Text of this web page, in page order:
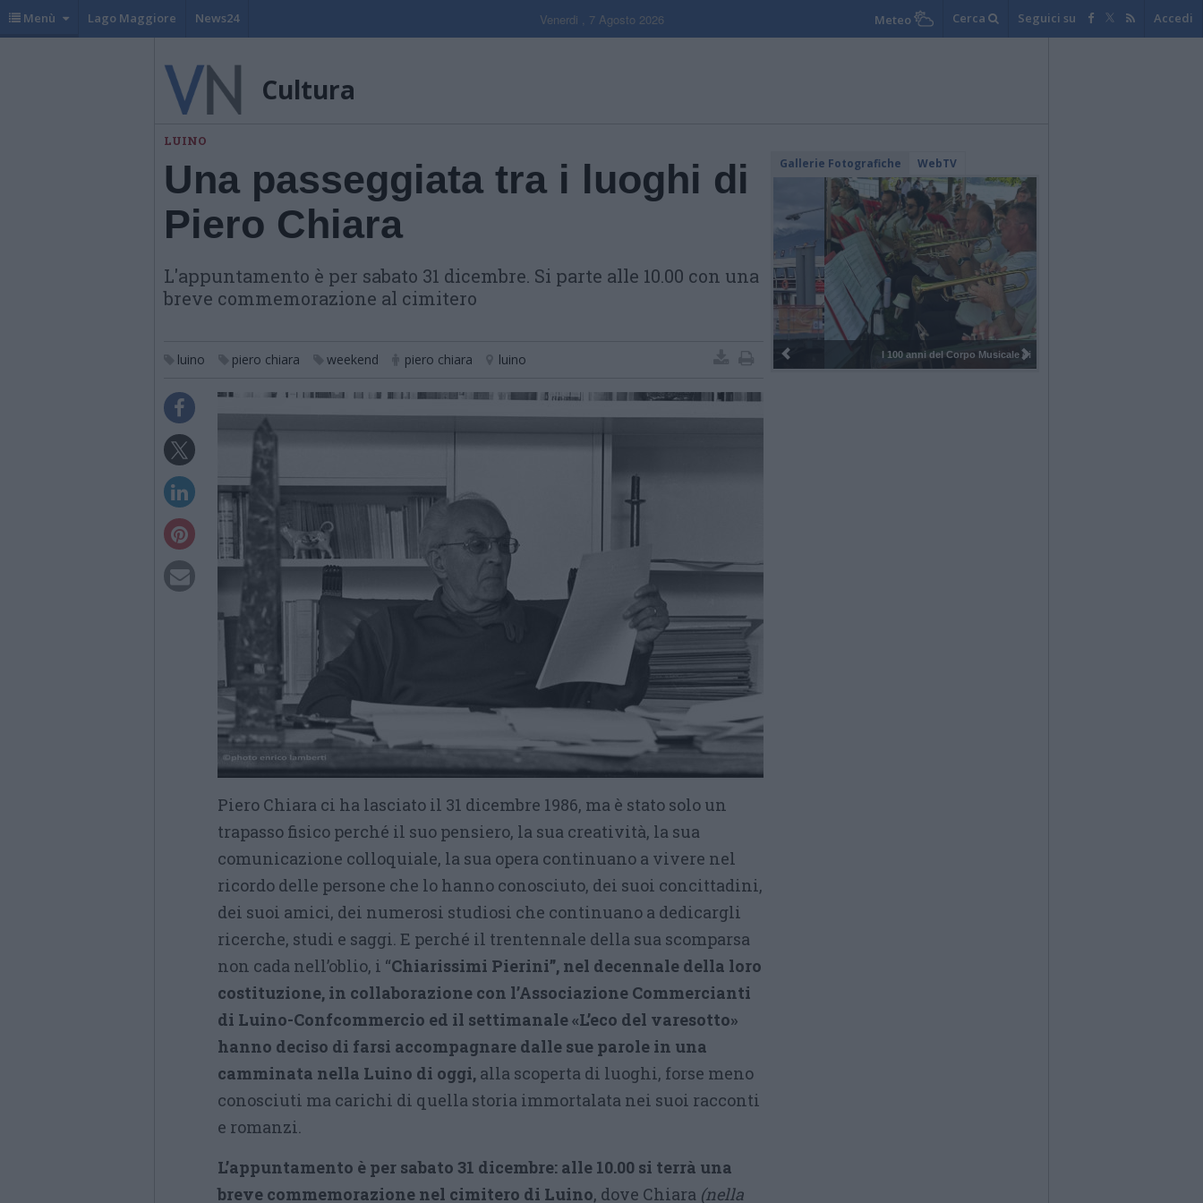
Menù Lago Maggiore News24 Venerdi , 7 Agosto 2026 Meteo Cerca Seguici su Accedi
Cultura
LUINO
Una passeggiata tra i luoghi di
Piero Chiara
L'appuntamento è per sabato 31 dicembre. Si parte alle 10.00 con una
breve commemorazione al cimitero
luino piero chiara weekend piero chiara luino
Piero Chiara ci ha lasciato il 31 dicembre 1986, ma è stato solo un
trapasso fisico perché il suo pensiero, la sua creatività, la sua
comunicazione colloquiale, la sua opera continuano a vivere nel
ricordo delle persone che lo hanno conosciuto, dei suoi concittadini,
dei suoi amici, dei numerosi studiosi che continuano a dedicargli
ricerche, studi e saggi. E perché il trentennale della sua scomparsa
non cada nell’oblio, i “Chiarissimi Pierini”, nel decennale della loro
costituzione, in collaborazione con l’Associazione Commercianti
di Luino-Confcommercio ed il settimanale «L’eco del varesotto»
hanno deciso di farsi accompagnare dalle sue parole in una
camminata nella Luino di oggi, alla scoperta di luoghi, forse meno
conosciuti ma carichi di quella storia immortalata nei suoi racconti
e romanzi.
L’appuntamento è per sabato 31 dicembre: alle 10.00 si terrà una
breve commemorazione nel cimitero di Luino, dove Chiara (nella
Gallerie Fotografiche WebTV
I 100 anni del Corpo Musicale di